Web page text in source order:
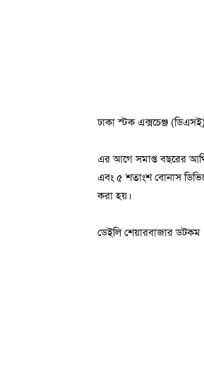
ঢাকা স্টক এক্সচেঞ্জ
এর আগে সমাপ্ত বছরের
এবং ৫ শতাংশ বোনাস
করা হয়।
ডেইলি শেয়ারবাজার ডটকম